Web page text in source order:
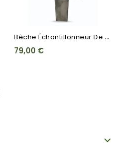
B
Êche Échantillonneur De Sol
79,00 €